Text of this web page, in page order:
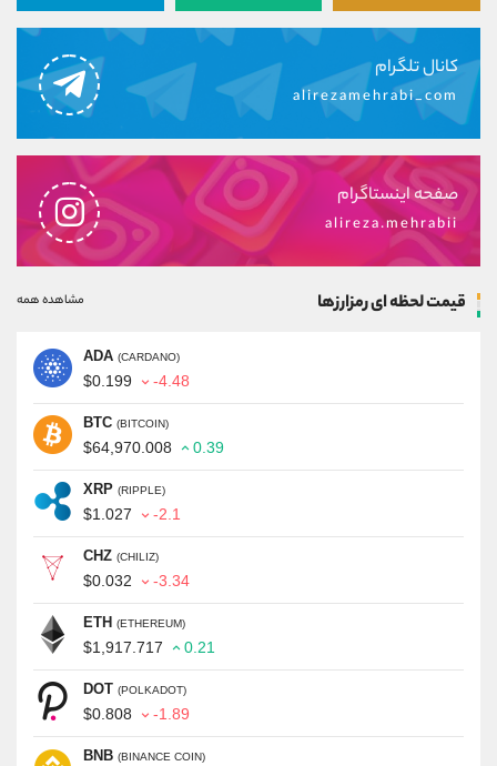
کانال تلگرام
alirezamehrabi_com
صفحه اینستاگرام
alireza.mehrabii
قیمت لحظه ای رمزارزها مشاهده همه
ADA (CARDANO)
$0.199 -4.48
BTC (BITCOIN)
$64,970.008 0.39
XRP (RIPPLE)
$1.027 -2.1
CHZ (CHILIZ)
$0.032 -3.34
ETH (ETHEREUM)
$1,917.717 0.21
DOT (POLKADOT)
$0.808 -1.89
BNB (BINANCE COIN)